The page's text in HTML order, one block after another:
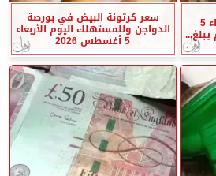
أسعار الذهب اليوم الأربعاء 5 سعر كرتونة البيض في بورصة
الدواجن وللمستهلك اليوم الأربعاء
5 أغسطس 2026